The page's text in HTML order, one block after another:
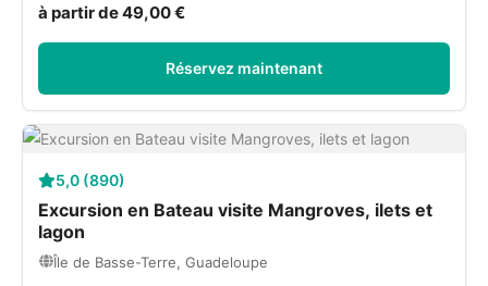
à partir de 49,00 €
Réservez maintenant
5,0 (890)
Excursion en Bateau visite Mangroves, ilets et
lagon
Île de Basse-Terre, Guadeloupe